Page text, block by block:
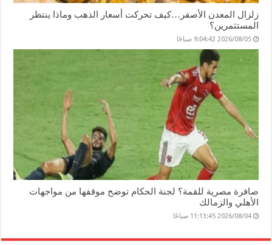
زلزال المعدن الأصفر…كيف تحركت أسعار الذهب وماذا ينتظر
المستثمرين؟
2026/08/05 9:04:42 صباحًا
صافرة مصرية للقمة؟ لجنة الحكام توضح موقفها من مواجهات
الأهلي والزمالك
2026/08/04 11:13:45 صباحًا